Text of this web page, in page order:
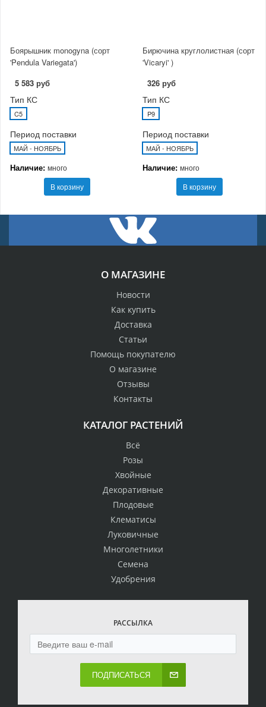
Боярышник monogyna (сорт
'Pendula Variegata')
5 583 руб
Тип КС
C5
Период поставки
МАЙ - НОЯБРЬ
Наличие: много
В корзину
Бирючина круглолистная (сорт
'Vicaryi' )
326 руб
Тип КС
P9
Период поставки
МАЙ - НОЯБРЬ
Наличие: много
В корзину
О МАГАЗИНЕ
Новости
Как купить
Доставка
Статьи
Помощь покупателю
О магазине
Отзывы
Контакты
КАТАЛОГ РАСТЕНИЙ
Всё
Розы
Хвойные
Декоративные
Плодовые
Клематисы
Луковичные
Многолетники
Семена
Удобрения
РАССЫЛКА
ПОДПИСАТЬСЯ